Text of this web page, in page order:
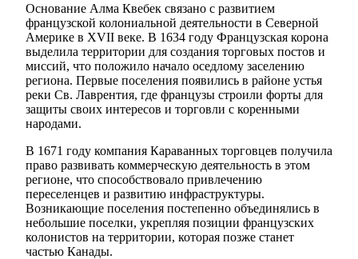
Основание Алма Квебек связано с развитием
французской колониальной деятельности в Северной
Америке в XVII веке. В 1634 году Французская корона
выделила территории для создания торговых постов и
миссий, что положило начало оседлому заселению
региона. Первые поселения появились в районе устья
реки Св. Лаврентия, где французы строили форты для
защиты своих интересов и торговли с коренными
народами.
В 1671 году компания Караванных торговцев получила
право развивать коммерческую деятельность в этом
регионе, что способствовало привлечению
переселенцев и развитию инфраструктуры.
Возникающие поселения постепенно объединялись в
небольшие поселки, укрепляя позиции французских
колонистов на территории, которая позже станет
частью Канады.